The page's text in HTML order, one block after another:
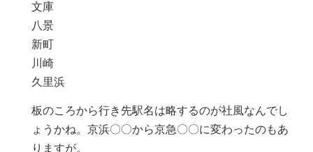
文庫
八景
新町
川崎
久里浜
板のころから行き先駅名は略するのが社風なんでし
ょうかね。京浜〇〇から京急〇〇に変わったのもあ
りますが。